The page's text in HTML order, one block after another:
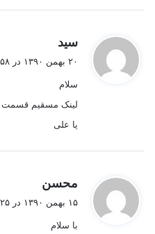
سید
ت
۲۰ بهمن ۱۳۹۰ در ۹:۵۸ ب٫ظ
سلام
لینک مسقیم قسمت
یا علی
محسن
۱۵ بهمن ۱۳۹۰ در ۱۰:۲۵ ق٫ظ
با سلام